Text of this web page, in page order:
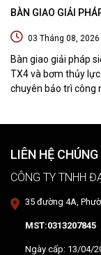
BÀN GIAO GIẢI
03 Tháng 08, 2026
Bàn giao giải pháp
TX4 và bơm thủy
chuyên bảo trì công
LIÊN HỆ
CÔNG TY TNHH
35 đường 4A,
MST:0313207845
Ngày cấp: 13/04/